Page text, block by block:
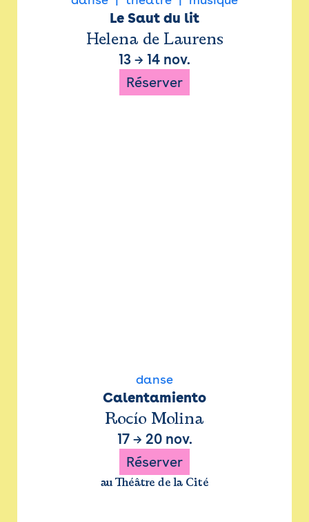
Le Saut du lit
Helena de Laurens
13 → 14 nov.
Réserver
danse
Calentamiento
Rocío Molina
17→ 20 nov.
Réserver
au Théâtre de la Cité